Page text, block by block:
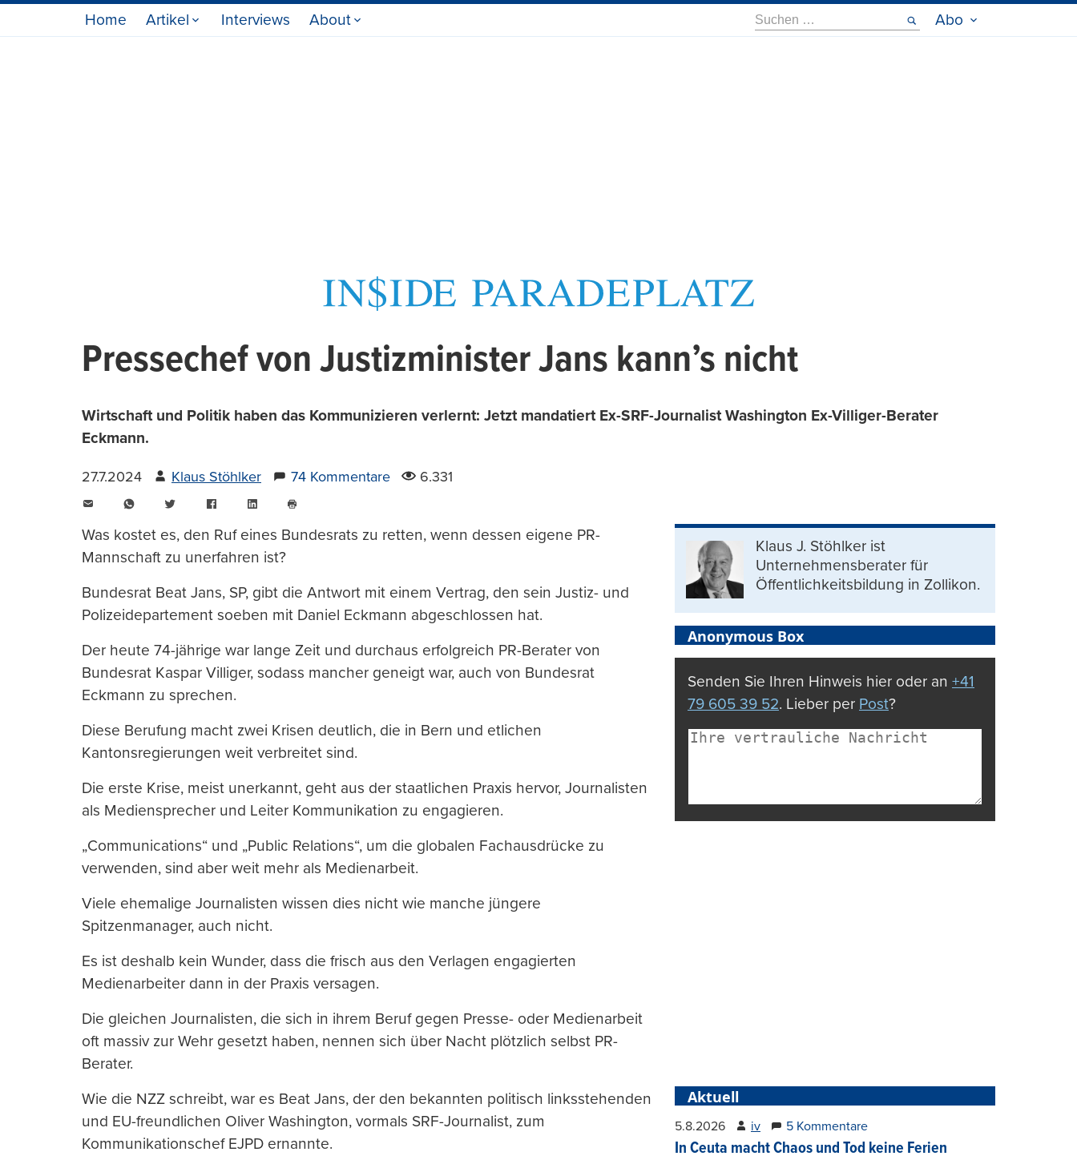
Home Artikel Interviews About
Suche
nach:
Abo
Pressechef von Justizminister Jans kann’s nicht
Wirtschaft und Politik haben das Kommunizieren verlernt: Jetzt mandatiert Ex-SRF-Journalist Washington Ex-Villiger-Berater
Eckmann.
27.7.2024 Klaus Stöhlker 74 Kommentare 6.331
WhatsAppTwitter FacebookLinkedIn
drucken
Was kostet es, den Ruf eines Bundesrats zu retten, wenn dessen eigene PR-
Mannschaft zu unerfahren ist?
Bundesrat Beat Jans, SP, gibt die Antwort mit einem Vertrag, den sein Justiz- und
Polizeidepartement soeben mit Daniel Eckmann abgeschlossen hat.
Der heute 74-jährige war lange Zeit und durchaus erfolgreich PR-Berater von
Bundesrat Kaspar Villiger, sodass mancher geneigt war, auch von Bundesrat
Eckmann zu sprechen.
Diese Berufung macht zwei Krisen deutlich, die in Bern und etlichen
Kantonsregierungen weit verbreitet sind.
Die erste Krise, meist unerkannt, geht aus der staatlichen Praxis hervor, Journalisten
als Mediensprecher und Leiter Kommunikation zu engagieren.
„Communications“ und „Public Relations“, um die globalen Fachausdrücke zu
verwenden, sind aber weit mehr als Medienarbeit.
Viele ehemalige Journalisten wissen dies nicht wie manche jüngere
Spitzenmanager, auch nicht.
Es ist deshalb kein Wunder, dass die frisch aus den Verlagen engagierten
Medienarbeiter dann in der Praxis versagen.
Die gleichen Journalisten, die sich in ihrem Beruf gegen Presse- oder Medienarbeit
oft massiv zur Wehr gesetzt haben, nennen sich über Nacht plötzlich selbst PR-
Berater.
Wie die NZZ schreibt, war es Beat Jans, der den bekannten politisch linksstehenden
und EU-freundlichen Oliver Washington, vormals SRF-Journalist, zum
Kommunikationschef EJPD ernannte.
Klaus J. Stöhlker ist
Unternehmens­berater für
Öffentlichkeits­bildung in Zollikon.
Anonymous Box
Senden Sie Ihren Hinweis hier oder an +41
79 605 39 52. Lieber per Post?
Aktuell
5.8.2026 iv 5 Kommentare
In Ceuta macht Chaos und Tod keine Ferien